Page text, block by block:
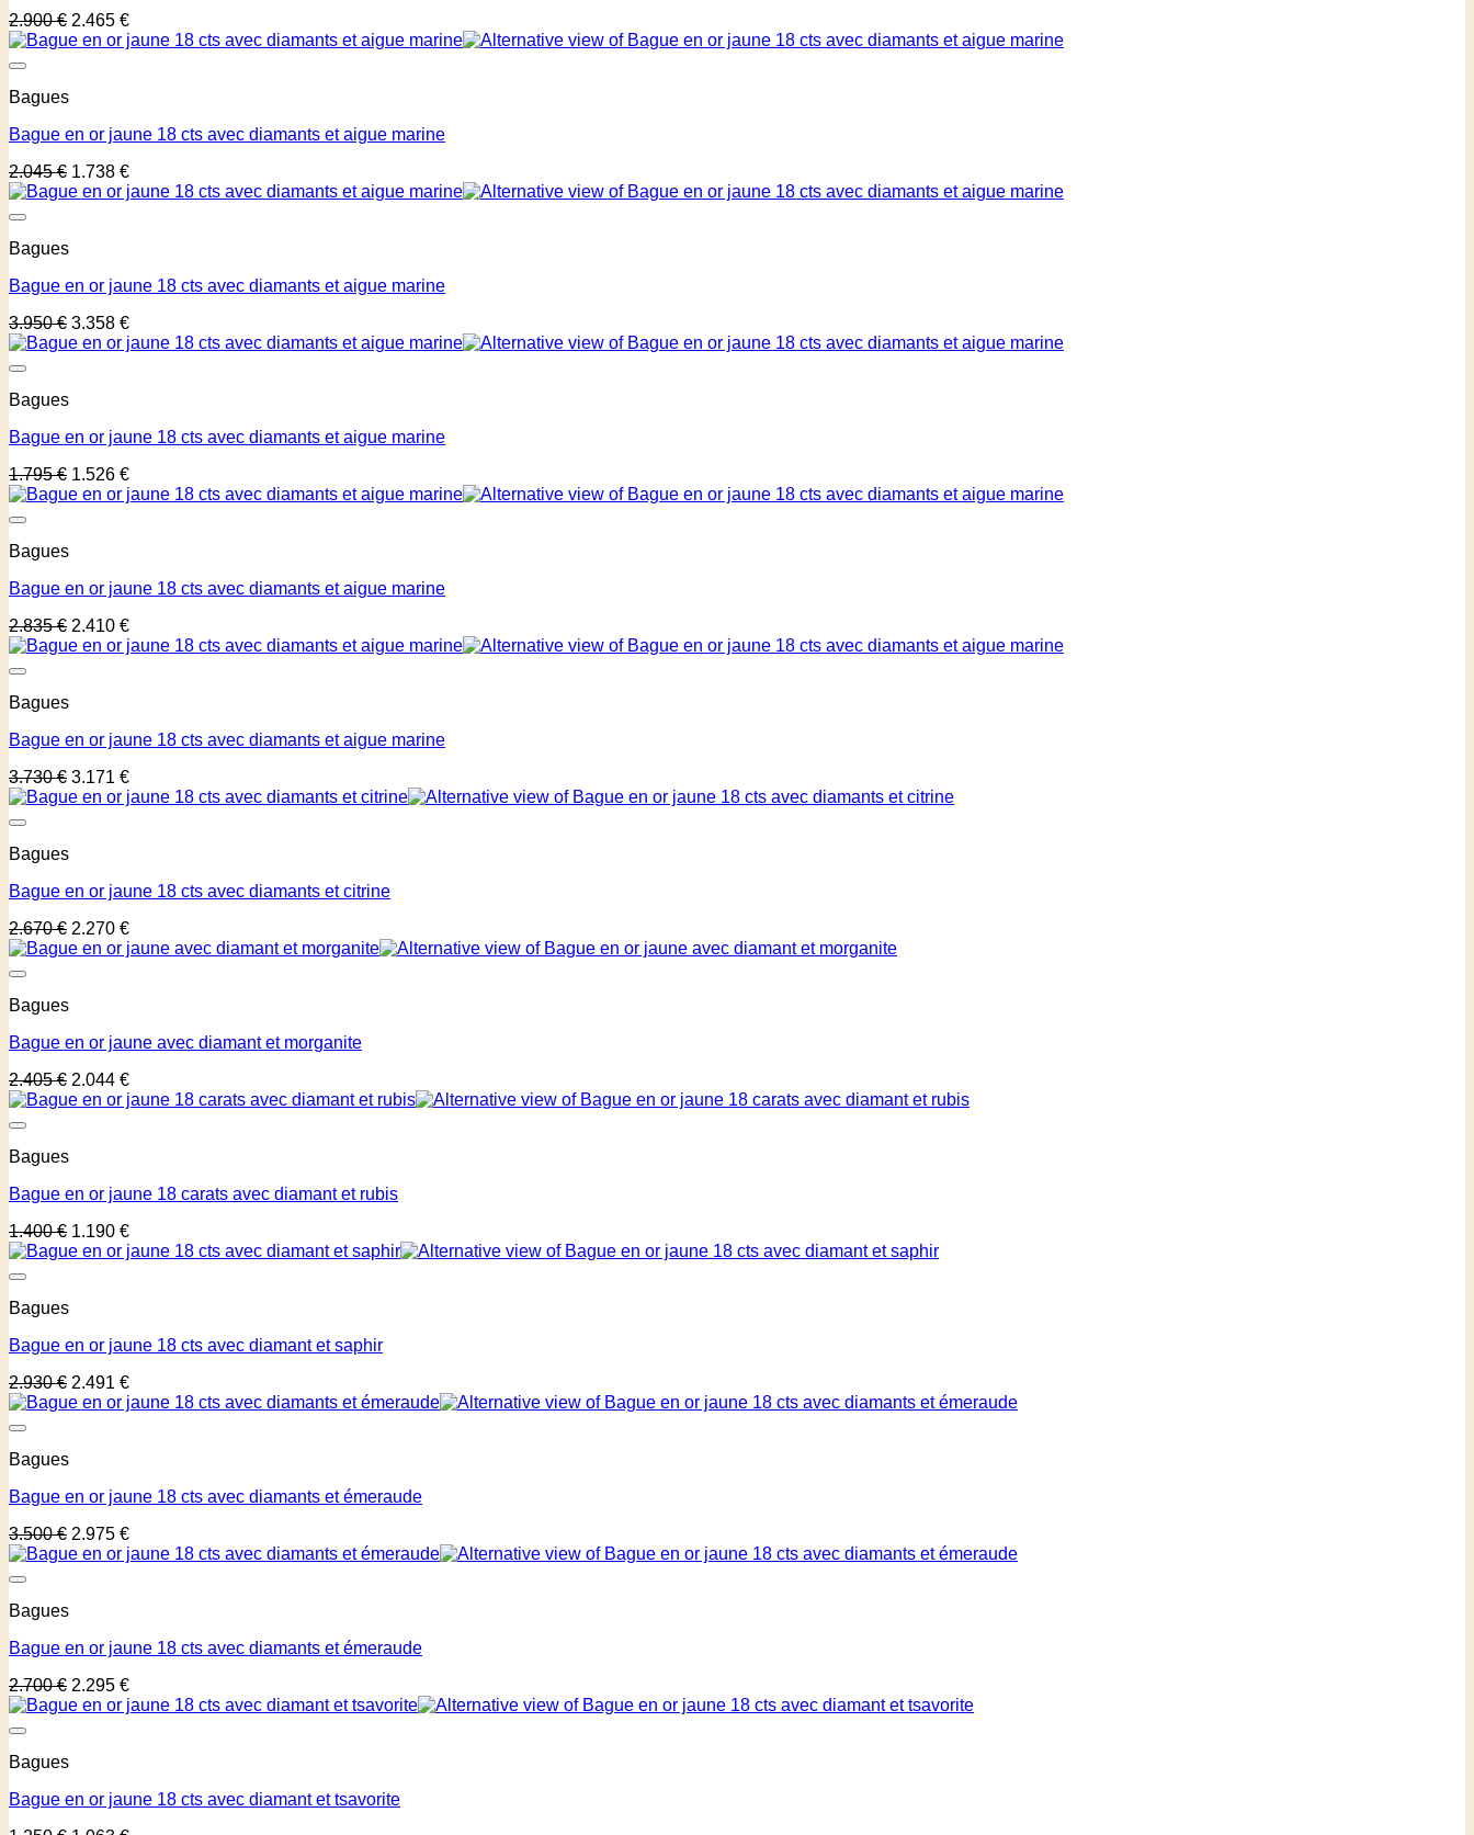
2.900€ 2.465 €
Bagues
Bague en or jaune 18 cts avec diamants et aigue marine
2.045€ 1.738 €
Bagues
Bague en or jaune 18 cts avec diamants et aigue marine
3.950€ 3.358 €
Bagues
Bague en or jaune 18 cts avec diamants et aigue marine
1.795€ 1.526 €
Bagues
Bague en or jaune 18 cts avec diamants et aigue marine
2.835€ 2.410 €
Bagues
Bague en or jaune 18 cts avec diamants et aigue marine
3.730€ 3.171 €
Bagues
Bague en or jaune 18 cts avec diamants et citrine
2.670€ 2.270 €
Bagues
Bague en or jaune avec diamant et morganite
2.405€ 2.044 €
Bagues
Bague en or jaune 18 carats avec diamant et rubis
1.400€ 1.190 €
Bagues
Bague en or jaune 18 cts avec diamant et saphir
2.930€ 2.491 €
Bagues
Bague en or jaune 18 cts avec diamants et émeraude
3.500€ 2.975 €
Bagues
Bague en or jaune 18 cts avec diamants et émeraude
2.700€ 2.295 €
Bagues
Bague en or jaune 18 cts avec diamant et tsavorite